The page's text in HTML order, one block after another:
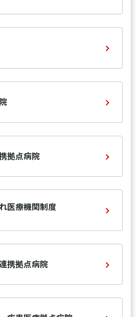
拠点病院
医療機関制度
携拠点病院